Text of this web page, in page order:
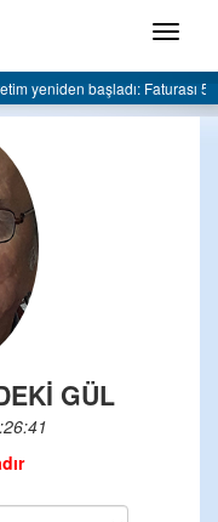
Menü
İlçe Başkanlığı’ndan
GÜL